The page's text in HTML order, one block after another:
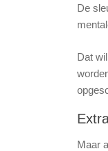
De
Dat
Maar